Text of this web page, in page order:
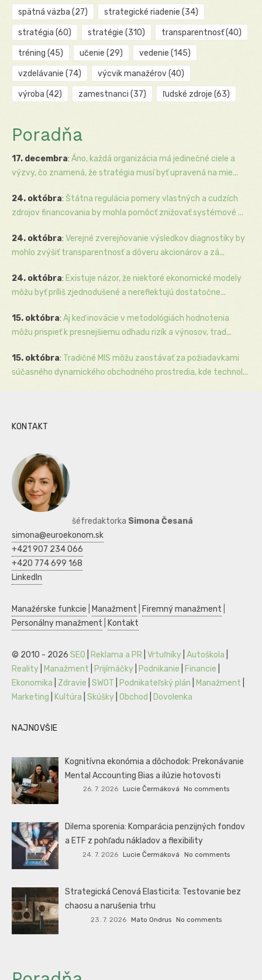
spätná väzba (27) strategické riadenie (34)
stratégia (60) stratégie (310) transparentnosť(40)
tréning (45) učenie (29) vedenie (145)
vzdelávanie (74) výcvik manažérov(40)
výroba (42) zamestnanci (37) ľudské zdroje (63)
Poradňa
17. decembra: Áno, každá organizácia má jedinečné ciele a
výzvy, čo znamená, že stratégia musí byť upravená na mie...
24. októbra: Štátna regulácia pomery vlastných a cudzích
zdrojov financovania by mohla pomôcť znižovať systémové ...
24. októbra: Verejné zverejňovanie výsledkov diagnostiky by
mohlo zvýšiť transparentnosť a dôveru akcionárov a zá...
24. októbra: Existuje názor, že niektoré ekonomické modely
môžu byť príliš zjednodušené a nereflektujú dostatočne...
15. októbra: Aj keď inovácie v metodológiách hodnotenia
môžu prispieť k presnejšiemu odhadu rizík a výnosov, trad...
15. októbra: Tradičné MIS môžu zaostávať za požiadavkami
súčasného dynamického obchodného prostredia, kde technol...
KONTAKT
šéfredaktorka Simona Česaná
simona@euroekonom.sk
+421 907 234 066
+420 774 699 168
LinkedIn
Manažérske funkcie Manažment Firemný manažment
Personálny manažment
Kontakt
© 2010 - 2026 SEO Reklama a PR Vrtuľníky Autoškola
Reality
Manažment Prijímáčky Podnikanie Financie
Ekonomika
Zdravie SWOT Podnikateľský plán Manažment
Marketing
Kultúra Skúšky Obchod Dovolenka
NAJNOVŠIE
Kognitívna ekonómia a dôchodok: Prekonávanie
Mental Accounting Bias a ilúzie hotovosti
26. 7. 2026 Lucie Čermáková No comments
Dilema sporenia: Komparácia penzijných fondov
a ETF z pohľadu nákladov a flexibility
24. 7. 2026 Lucie Čermáková No comments
Strategická Cenová Elasticita: Testovanie bez
chaosu a narušenia trhu
23. 7. 2026 Mato Ondrus No comments